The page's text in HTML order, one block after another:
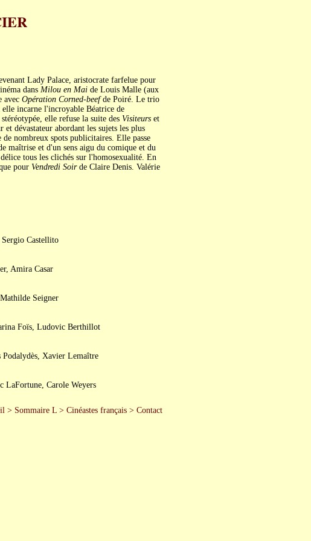
Lady Palace, aristocrate farfelue pour
dans Milou en Maide Louis Malle (aux
avec Opération Corned-beefde Poiré. Le trio
elle incarne l'incroyable Béatrice de
elle refuse la suite des Visiteurs et
dévastateur abordant les sujets les plus
nombreux spots publicitaires. Elle passe
maîtrise et d'un sens aigu du comique et du
tous les clichés sur l'homosexualité. En
pour Vendredi Soirde Claire Denis. Valérie
Castellito
Amira Casar
Seigner
Foïs, Ludovic Berthillot
Xavier Lemaître
LaFortune, Carole Weyers
> Sommaire L> Cinéastes français> Contact